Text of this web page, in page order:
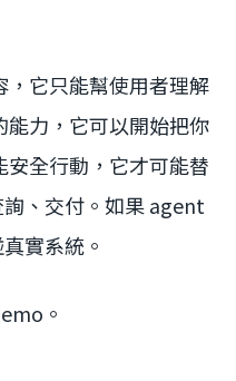
它只能幫使用者理解
力，它可以開始把你
全行動，它才可能替
、交付。如果 agent
實系統。
。